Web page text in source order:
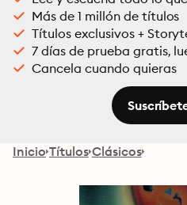
Más de 1 millón de títulos
Títulos exclusivos +
7 días de prueba gratis,
Cancela cuando quieras
Inicio Títulos Clásicos